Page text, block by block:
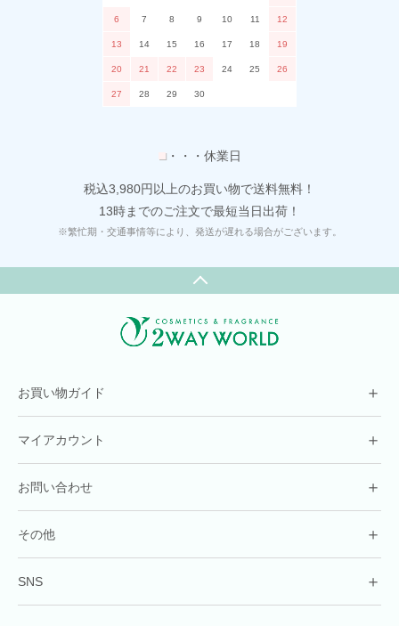
6 7 8 9 10 11 12
13 14 15 16 17 18 19
20 21 22 23 24 25 26
27 28 29 30
■ ・・・休業日
税込3,980円以上のお買い物で送料無料！
13時までのご注文で最短当日出荷！
※繁忙期・交通事情等により、発送が遅れる場合がございます。
お買い物ガイド ＋
マイアカウント ＋
お問い合わせ ＋
その他 ＋
SNS ＋